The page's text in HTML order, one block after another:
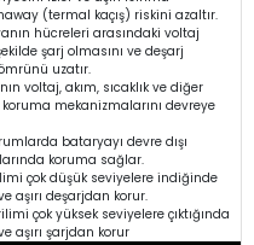
(termal kaçış) riskini azaltır.
hücreleri arasındaki voltaj
şarj olmasını ve deşarj
uzatır.
voltaj, akım, sıcaklık ve diğer
mekanizmalarını devreye
bataryayı devre dışı
koruma sağlar.
çok düşük seviyelere indiğinde
aşırı deşarjdan korur.
çok yüksek seviyelere çıktığında
aşırı şarjdan korur